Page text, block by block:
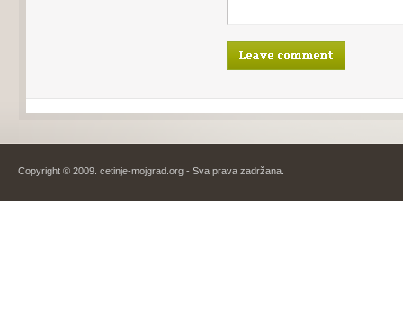
Copyright © 2009. cetinje-mojgrad.org - Sva prava zadržana.